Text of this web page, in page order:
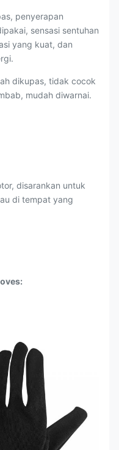
penyerapan
sensasi sentuhan
yang kuat, dan
dikupas, tidak cocok
mudah diwarnai.
disarankan untuk
di tempat yang